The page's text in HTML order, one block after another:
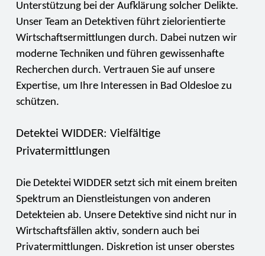
Unterstützung bei der Aufklärung solcher Delikte.
Unser Team an Detektiven führt zielorientierte
Wirtschaftsermittlungen durch. Dabei nutzen wir
moderne Techniken und führen gewissenhafte
Recherchen durch. Vertrauen Sie auf unsere
Expertise, um Ihre Interessen in Bad Oldesloe zu
schützen.
Detektei WIDDER: Vielfältige
Privatermittlungen
Die Detektei WIDDER setzt sich mit einem breiten
Spektrum an Dienstleistungen von anderen
Detekteien ab. Unsere Detektive sind nicht nur in
Wirtschaftsfällen aktiv, sondern auch bei
Privatermittlungen. Diskretion ist unser oberstes